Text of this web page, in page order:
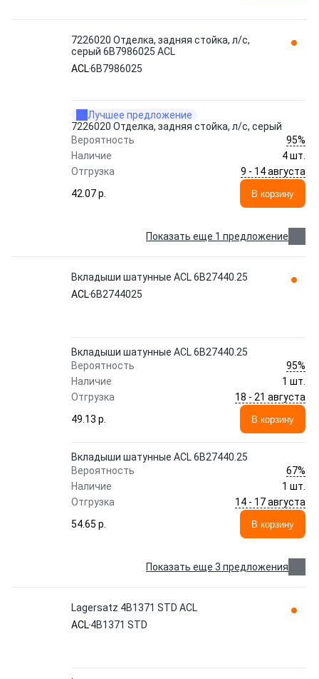
7226020 Отделка, задняя стойка, л/с,
серый 6B7986025 ACL
ACL6B7986025
Лучшее предложение
7226020 Отделка, задняя стойка, л/с, серый
Вероятность
95%
Наличие
4 шт.
Отгрузка
9 - 14 августа
42.07 p.
В корзину
Показать еще 1 предложение
Вкладыши шатунные ACL 6B27440.25
ACL6B2744025
Вкладыши шатунные ACL 6B27440.25
Вероятность
95%
Наличие
1 шт.
Отгрузка
18 - 21 августа
49.13 p.
В корзину
Вкладыши шатунные ACL 6B27440.25
Вероятность
67%
Наличие
1 шт.
Отгрузка
14 - 17 августа
54.65 p.
В корзину
Показать еще 3 предложения
Lagersatz 4B1371 STD ACL
ACL4B1371 STD